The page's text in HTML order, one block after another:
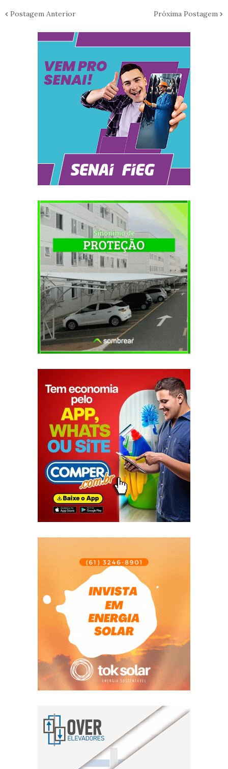
Postagem Anterior Próxima Postagem